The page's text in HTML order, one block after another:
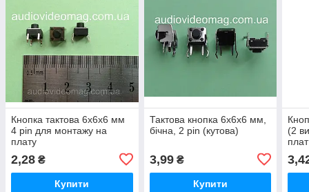
Кнопка тактова 6х6х6 мм
4 pin для монтажу на
плату
2,28 ₴
Купити
Тактова кнопка 6х6х6 мм,
бічна, 2 pin (кутова)
3,99₴
Купити
(2